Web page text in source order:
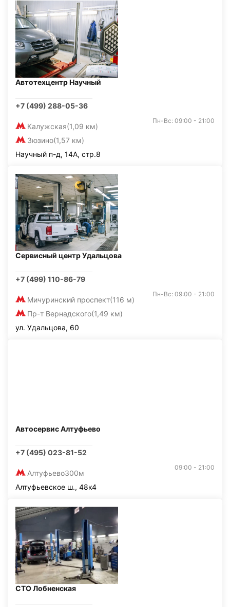
Автотехцентр Научный
+7 (499) 288-05-36
Калужская(1,09 км)
Зюзино(1,57 км)
Пн-Вс: 09:00 - 21:00
Научный п-д, 14А, стр.8
Сервисный центр Удальцова
+7 (499) 110-86-79
Мичуринский проспект(116 м)
Пр-т Вернадского(1,49 км)
Пн-Вс: 09:00 - 21:00
ул. Удальцова, 60
Автосервис Алтуфьево
+7 (495) 023-81-52
Алтуфьево300м
09:00 - 21:00
Алтуфьевское ш., 48к4
СТО Лобненская